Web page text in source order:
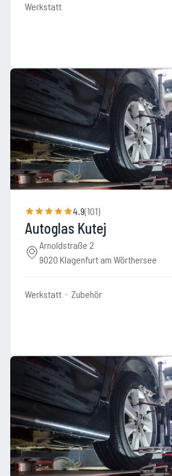
Werkstatt
4.9(101)
Autoglas Kutej
Arnoldstraße 2
9020 Klagenfurt am Wörthersee
Werkstatt Zubehör